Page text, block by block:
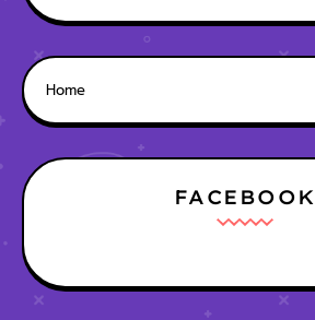
Home
FACEBOOK